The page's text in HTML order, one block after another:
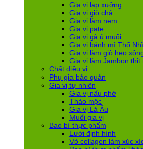
Gia vị lạp xưởng
Gia vị giò chả
Gia vị làm nem
Gia vị pate
Gia vị gà ủ muối
Gia vị bánh mì Thổ
Gia vị làm giò heo
Gia vị làm Jambon thịt
Chất điều vị
Phụ gia bảo quản
Gia vị tự nhiên
Gia vị nấu phở
Thảo mộc
Gia vị Lá Âu
Muối gia vị
Bao bì thực phẩm
Lưới định hình
Vỏ collagen làm xúc